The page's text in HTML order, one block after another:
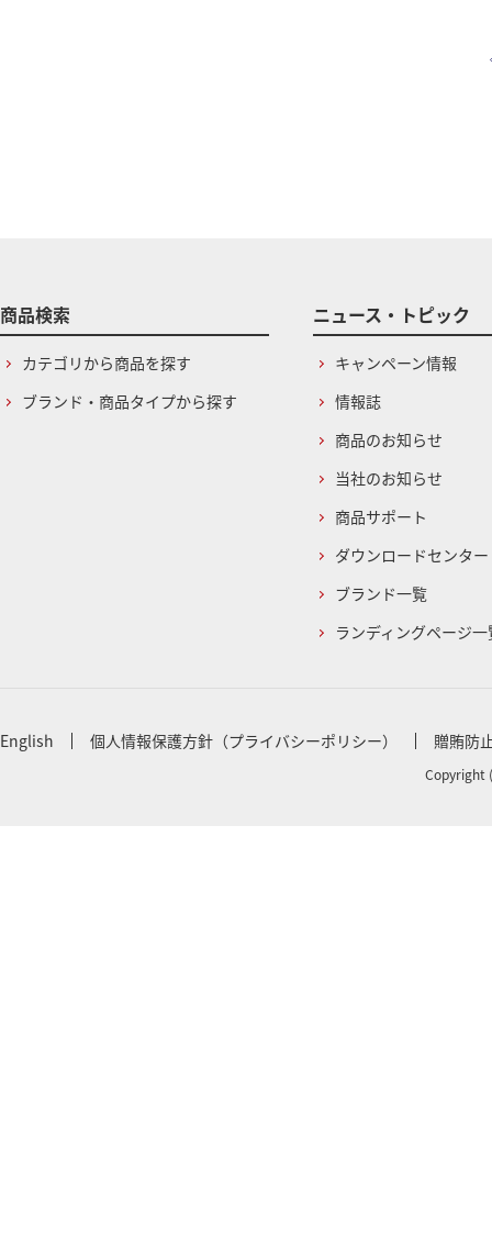
商品検索
カテゴリから商品を探す
ブランド・商品タイプから探す
ニュース・トピック
キャンペーン情報
情報誌
商品のお知らせ
当社のお知らせ
商品サポート
ダウンロードセンター
ブランド一覧
ランディングページ一
English 個人情報保護方針（プライバシーポリシー） 贈賄防
Copyright